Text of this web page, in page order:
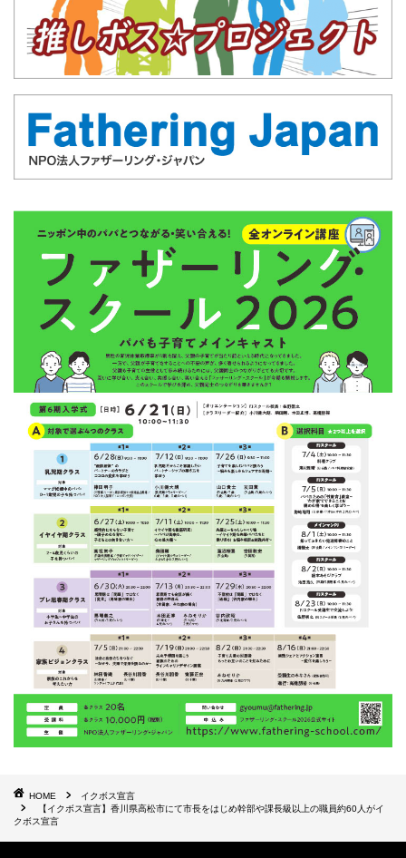
HOME
イクボス宣言
【イクボス宣言】香川県高松市にて市長をはじめ幹部や課長級以上の職員約60人がイ
クボス宣言